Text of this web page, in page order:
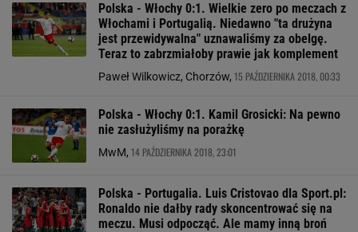
Polska - Włochy 0:1. Wielkie zero po meczach z
Włochami i Portugalią. Niedawno "ta drużyna
jest przewidywalna" uznawaliśmy za obelgę.
Teraz to zabrzmiałoby prawie jak komplement
Paweł Wilkowicz, Chorzów, 15 PAŹDZIERNIKA 2018, 00:33
Polska - Włochy 0:1. Kamil Grosicki: Na pewno
nie zasłużyliśmy na porażkę
MwM, 14 PAŹDZIERNIKA 2018, 23:01
Polska - Portugalia. Luis Cristovao dla Sport.pl:
Ronaldo nie dałby rady skoncentrować się na
meczu. Musi odpocząć. Ale mamy inną broń